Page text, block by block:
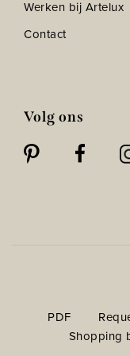
Werken bij Artelux
Contact
Volg ons
PDF
Shopping